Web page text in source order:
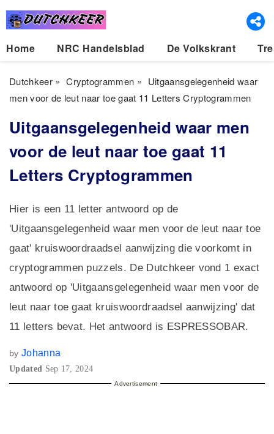
Home NRC Handelsblad De Volkskrant
Dutchkeer» Cryptogrammen » Uitgaansgelegenheid waar
men voor de leut naar toe gaat 11 Letters Cryptogrammen
Uitgaansgelegenheid waar men
voor de leut naar toe gaat 11
Letters Cryptogrammen
Hier is een 11 letter antwoord op de
'Uitgaansgelegenheid waar men voor de leut naar toe
gaat' kruiswoordraadsel aanwijzing die voorkomt in
cryptogrammen puzzels. De Dutchkeer vond 1 exact
antwoord op 'Uitgaansgelegenheid waar men voor de
leut naar toe gaat kruiswoordraadsel aanwijzing' dat
11 letters bevat. Het antwoord is ESPRESSOBAR.
by Johanna
Updated Sep 17, 2024
Advertisement